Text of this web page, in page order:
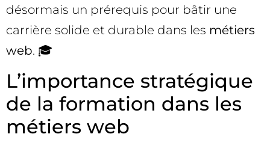
désormais un prérequis pour bâtir une
carrière solide et durable dans les métiers
web. 🎓
L’importance stratégique
de la formation dans les
métiers web